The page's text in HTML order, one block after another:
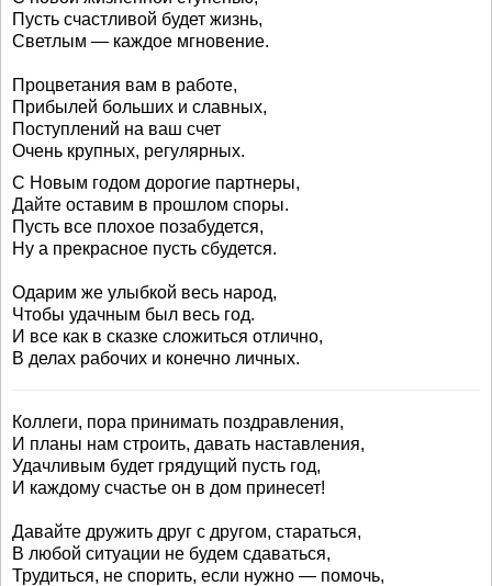
Пусть счастливой будет жизнь,
Светлым — каждое мгновение.
Процветания вам в работе,
Прибылей больших и славных,
Поступлений на ваш счет
Очень крупных, регулярных.
С Новым годом дорогие партнеры,
Дайте оставим в прошлом споры.
Пусть все плохое позабудется,
Ну а прекрасное пусть сбудется.
Одарим же улыбкой весь народ,
Чтобы удачным был весь год.
И все как в сказке сложиться отлично,
В делах рабочих и конечно личных.
Коллеги, пора принимать поздравления,
И планы нам строить, давать наставления,
Удачливым будет грядущий пусть год,
И каждому счастье он в дом принесет!
Давайте дружить друг с другом, стараться,
В любой ситуации не будем сдаваться,
Трудиться, не спорить, если нужно — помочь,